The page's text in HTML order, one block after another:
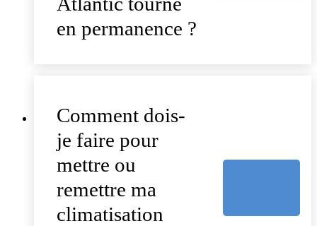
en permanence ?
Comment dois-
je faire pour
mettre ou
remettre ma
climatisation